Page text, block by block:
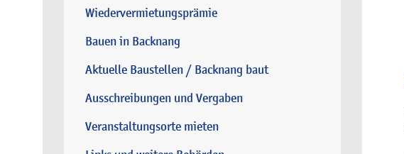
Wiedervermietungsprämie
Bauen in Backnang
Aktuelle Baustellen / Backnang baut
Ausschreibungen und Vergaben
Veranstaltungsorte mieten